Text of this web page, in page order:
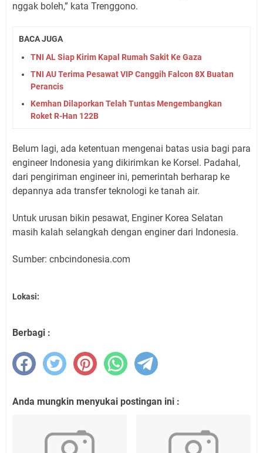
nggak boleh,” kata Trenggono.
BACA JUGA
TNI AL Siap Kirim Kapal Rumah Sakit Ke Gaza
TNI AU Terima Pesawat VIP Canggih Falcon 8X Buatan
Perancis
Kemhan Dilaporkan Telah Tuntas Mengembangkan
Roket R-Han 122B
Belum lagi, ada ketentuan mengenai batas usia bagi para
engineer Indonesia yang dikirimkan ke Korsel. Padahal,
dari pengiriman engineer ini, pemerintah berharap ke
depannya ada transfer teknologi ke tanah air.
Untuk urusan bikin pesawat, Enginer Korea Selatan
masih kalah selangkah dengan enginer dari Indonesia.
Sumber: cnbcindonesia.com
Lokasi:
Berbagi :
Anda mungkin menyukai postingan ini :